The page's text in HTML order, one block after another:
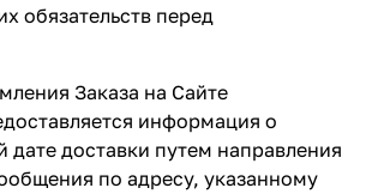
обязательств перед
Заказа на Сайте
информация о
дате доставки путем направления
по адресу, указанному